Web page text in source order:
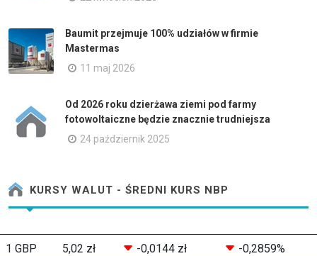
Baumit przejmuje 100% udziałów w firmie
Mastermas
11 maj 2026
Od 2026 roku dzierżawa ziemi pod farmy
fotowoltaiczne będzie znacznie trudniejsza
24 październik 2025
KURSY WALUT - ŚREDNI KURS NBP
1 GBP 5,02 zł -0,0144 zł -0,2859%